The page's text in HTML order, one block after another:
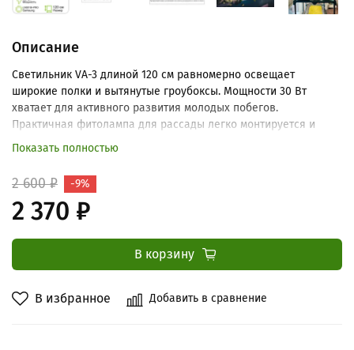
В избранное Добавить в сравнение
Описание
Светильник VA-3 длиной 120 см равномерно освещает
широкие полки и вытянутые гроубоксы. Мощности 30 Вт
хватает для активного развития молодых побегов.
Практичная фитолампа для рассады легко монтируется и
помогает получить здоровые растения.
Показать полностью
2 600 ₽
2 370 ₽
-9%
В корзину